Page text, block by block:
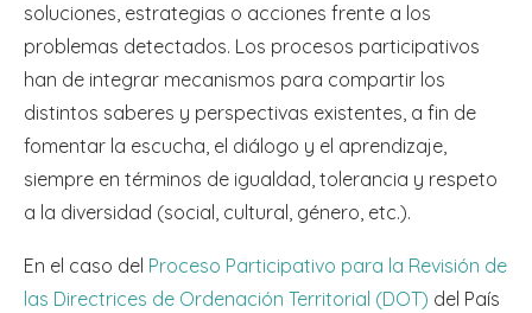
soluciones, estrategias o acciones frente a los
problemas detectados. Los procesos participativos
han de integrar mecanismos para compartir los
distintos saberes y perspectivas existentes, a fin de
fomentar la escucha, el diálogo y el aprendizaje,
siempre en términos de igualdad, tolerancia y respeto
a la diversidad (social, cultural, género, etc.).
En el caso del Proceso Participativo para la Revisión de
las Directrices de Ordenación Territorial (DOT) del País